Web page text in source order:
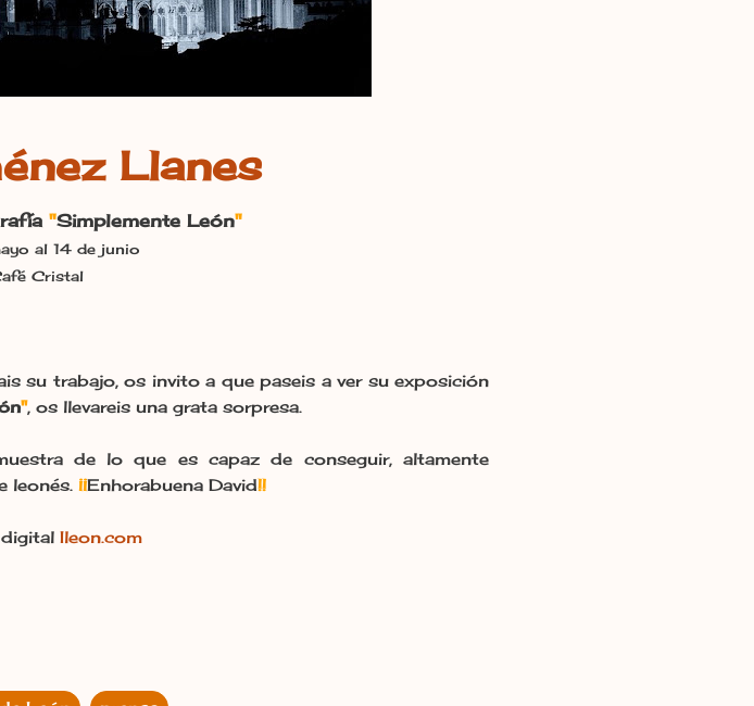
Llanes
"Simplemente León"
al 14 de junio
Cristal
su trabajo, os invito a que paseis a ver su exposición
", os llevareis una grata sorpresa.
de lo que es capaz de conseguir, altamente
leonés. ¡¡Enhorabuena David!!
Ileon.com